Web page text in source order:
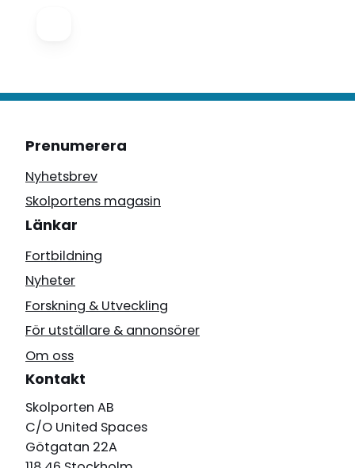
Prenumerera
Nyhetsbrev
Skolportens magasin
Länkar
Fortbildning
Nyheter
Forskning & Utveckling
För utställare & annonsörer
Om oss
Kontakt
Skolporten AB
C/O United Spaces
Götgatan 22A